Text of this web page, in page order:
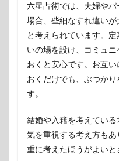
六星占術では、夫婦や
場合、些細なすれ違い
と考えられています。
いの場を設け、コミュ
おくと安心です。お互
おくだけでも、ぶつか
す。
結婚や入籍を考えてい
気を重視する考え方も
重に考えたほうがよいと